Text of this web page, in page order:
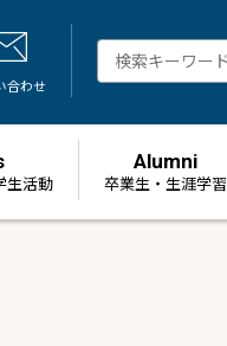
合わせ
生活動
Alumni
卒業生・生涯学習